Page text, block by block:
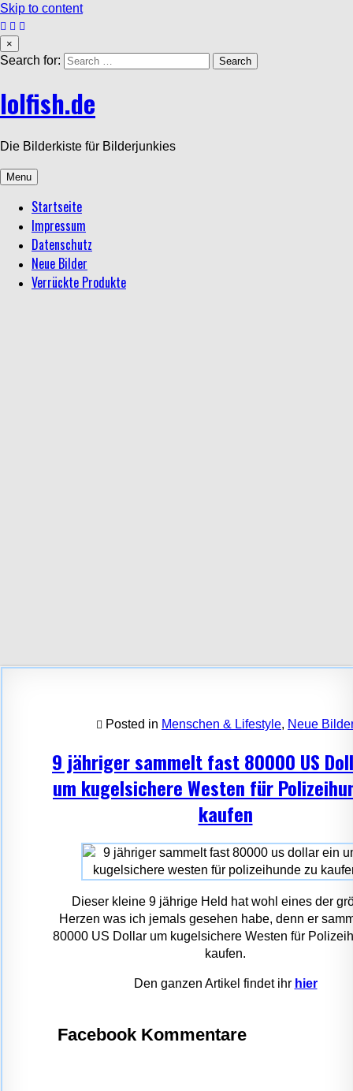
Skip to content
×
Search for:
lolfish.de
Die Bilderkiste für Bilderjunkies
Menu
Startseite
Impressum
Datenschutz
Neue Bilder
Verrückte Produkte
Posted in Menschen & Lifestyle, Neue
9 jähriger sammelt fast 80000 US
um kugelsichere Westen für
kaufen
Dieser kleine 9 jährige Held hat wohl eines der
Herzen was ich jemals gesehen habe, denn er
80000 US Dollar um kugelsichere Westen für
kaufen.
Den ganzen Artikel findet ihr hier
Facebook Kommentare